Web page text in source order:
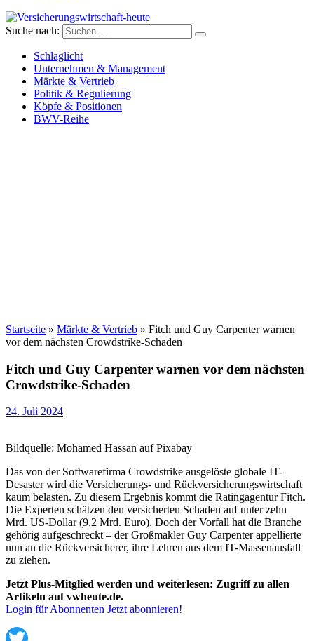
Versicherungswirtschaft-heute
Suche nach:
Schlaglicht
Unternehmen & Management
Märkte & Vertrieb
Politik & Regulierung
Köpfe & Positionen
BWV-Reihe
Startseite » Märkte & Vertrieb » Fitch und Guy Carpenter warnen
vor dem nächsten Crowdstrike-Schaden
Fitch und Guy Carpenter warnen vor dem nächsten
Crowdstrike-Schaden
24. Juli 2024
Bildquelle: Mohamed Hassan auf Pixabay
Das von der Softwarefirma Crowdstrike ausgelöste globale IT-
Desaster wird die Versicherungs- und Rückversicherungswirtschaft
kaum belasten. Zu diesem Ergebnis kommt die Ratingagentur Fitch.
Die Experten schätzen den versicherten Schaden auf unter zehn
Mrd. US-Dollar (9,2 Mrd. Euro). Doch der Vorfall hat die Branche
gehörig aufgeschreckt – der Großmakler Guy Carpenter appellierte
nun an die Rückversicherer, ihre Lehren aus dem IT-Massenausfall
zu ziehen.
Jetzt Plus-Mitglied werden und weiterlesen: Zugriff zu allen
Artikeln auf vwheute.de.
Login für Abonnenten Jetzt abonnieren!